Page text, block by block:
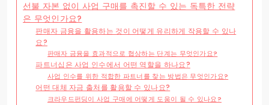
선불 자본 없이 사업 구매를 촉진할 수 있는 독특한 전략
은 무엇인가요?
판매자 금융을 활용하는 것이 어떻게 유리하게 작용할 수 있나
요?
판매자 금융을 효과적으로 협상하는 단계는 무엇인가요?
파트너십은 사업 인수에서 어떤 역할을 하나요?
사업 인수를 위한 적합한 파트너를 찾는 방법은 무엇인가요?
어떤 대체 자금 출처를 활용할 수 있나요?
크라우드펀딩이 사업 구매에 어떻게 도움이 될 수 있나요?